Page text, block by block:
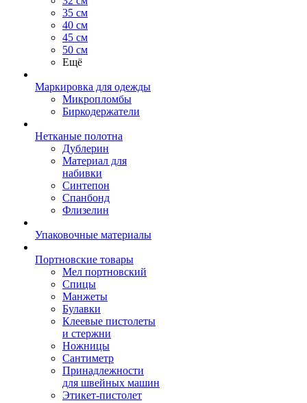
35 см
40 см
45 см
50 см
Ещё
Маркировка для одежды
Микропломбы
Биркодержатели
Нетканые полотна
Дублерин
Материал для
набивки
Синтепон
Спанбонд
Флизелин
Упаковочные материалы
Портновские товары
Мел портновский
Спицы
Манжеты
Булавки
Клеевые пистолеты
и стержни
Ножницы
Сантиметр
Принадлежности
для швейных машин
Этикет-пистолет